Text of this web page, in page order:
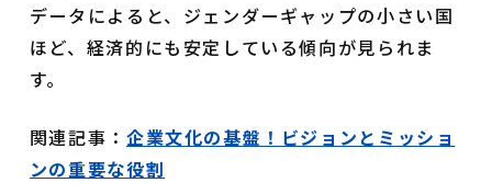
データによると、ジェンダーギャップの小さい国
ほど、経済的にも安定している傾向が見られま
す。
関連記事： 企業文化の基盤！ビジョンとミッショ
ンの重要な役割